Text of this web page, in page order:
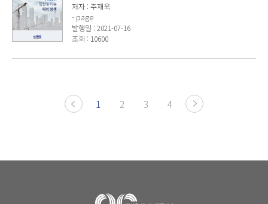
저자 : 주재욱
- page
발행일 : 2021-07-16
조회 : 10600
1 2 3 4